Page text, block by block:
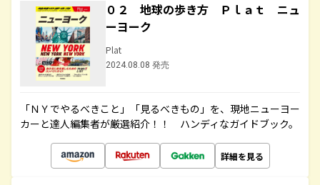
０２ 地球の歩き方 Ｐｌａｔ ニュ
ーヨーク
Plat
2024.08.08 発売
「ＮＹでやるべきこと」「見るべきもの」を、現地ニューヨー
カーと達人編集者が厳選紹介！！ ハンディなガイドブック。
詳細を見る